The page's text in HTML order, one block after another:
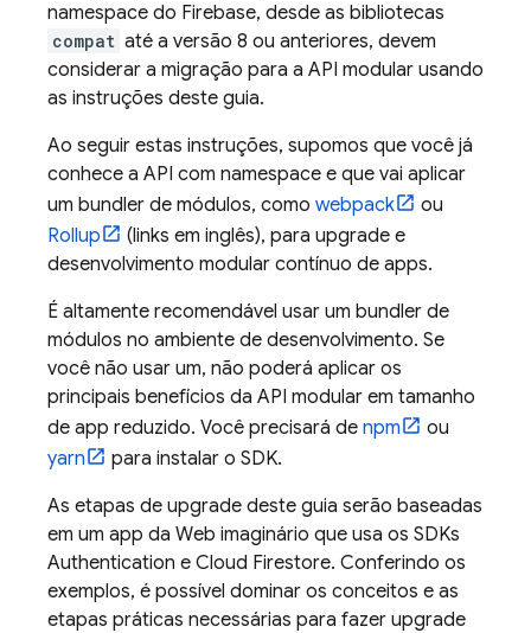
namespace do Firebase, desde as bibliotecas
compat até a versão 8 ou anteriores, devem
considerar a migração para a API modular usando
as instruções deste guia.
Ao seguir estas instruções, supomos que você já
conhece a API com namespace e que vai aplicar
um bundler de módulos, como webpack
ou
Rollup
(links em inglês), para upgrade e
desenvolvimento modular contínuo de apps.
É altamente recomendável usar um bundler de
módulos no ambiente de desenvolvimento. Se
você não usar um, não poderá aplicar os
principais benefícios da API modular em tamanho
de app reduzido. Você precisará de npm
ou
yarn
para instalar o SDK.
As etapas de upgrade deste guia serão baseadas
em um app da Web imaginário que usa os SDKs
Authentication e Cloud Firestore. Conferindo os
exemplos, é possível dominar os conceitos e as
etapas práticas necessárias para fazer upgrade